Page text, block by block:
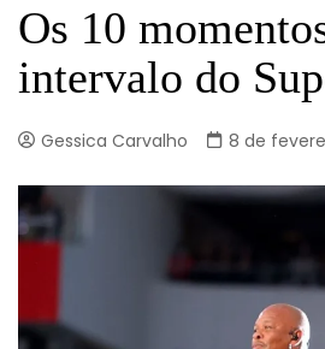
Os 10
intervalo do
Gessica Carvalho 8 de